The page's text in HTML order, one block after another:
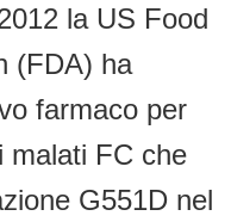
la US Food
(FDA) ha
farmaco per
malati FC che
G551D nel